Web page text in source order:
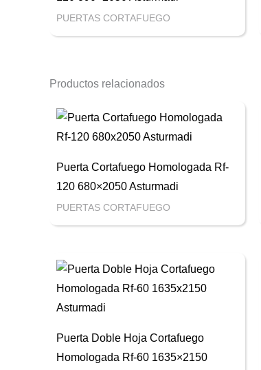
PUERTAS CORTAFUEGO
Productos relacionados
Puerta Cortafuego Homologada Rf-
120 680×2050 Asturmadi
PUERTAS CORTAFUEGO
Puerta Doble Hoja Cortafuego
Homologada Rf-60 1635×2150